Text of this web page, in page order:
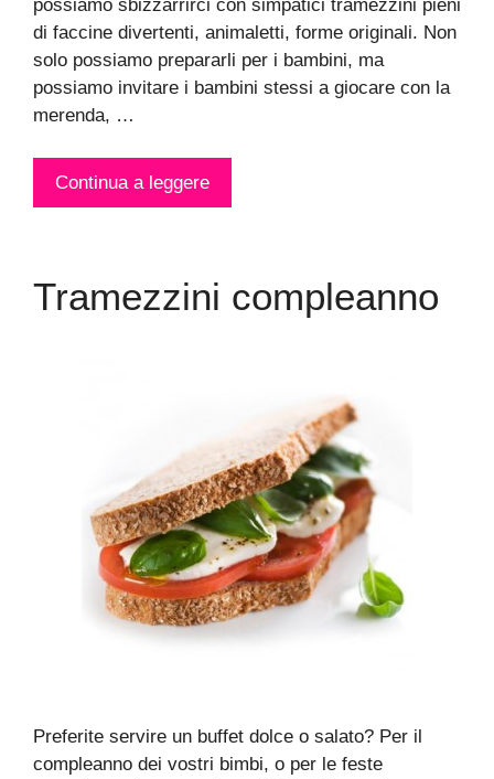
possiamo sbizzarrirci con simpatici tramezzini pieni
di faccine divertenti, animaletti, forme originali. Non
solo possiamo prepararli per i bambini, ma
possiamo invitare i bambini stessi a giocare con la
merenda, …
Continua a leggere
Tramezzini compleanno
Preferite servire un buffet dolce o salato? Per il
compleanno dei vostri bimbi, o per le feste